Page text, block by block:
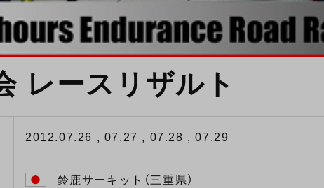
レースリザルト
2012.07.26 , 07.27 , 07.28 , 07.29
鈴鹿サーキット（三重県）